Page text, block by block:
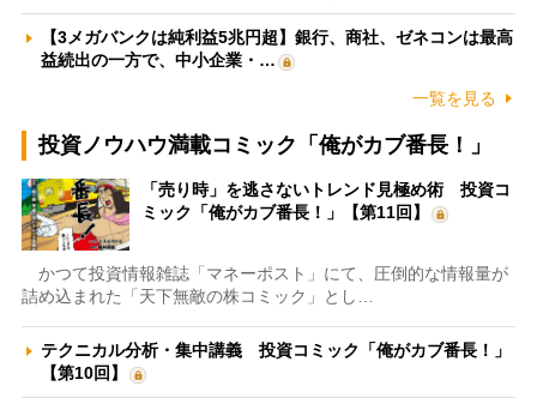
【3メガバンクは純利益5兆円超】銀行、商社、ゼネコンは最高
益続出の一方で、中小企業・…
一覧を見る
投資ノウハウ満載コミック「俺がカブ番長！」
「売り時」を逃さないトレンド見極め術 投資コ
ミック「俺がカブ番長！」【第11回】
かつて投資情報雑誌「マネーポスト」にて、圧倒的な情報量が
詰め込まれた「天下無敵の株コミック」とし…
テクニカル分析・集中講義 投資コミック「俺がカブ番長！」
【第10回】